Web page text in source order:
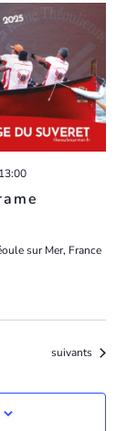
13:00
sur Mer, France
Évènements
suivants